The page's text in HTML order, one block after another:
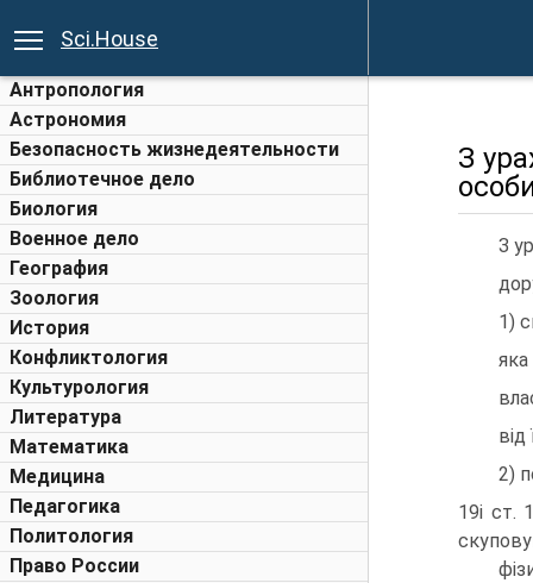
Sci.House
Антропология
Астрономия
Безопасность жизнедеятельности
Библиотечное дело
Биология
Военное дело
География
Зоология
История
Конфликтология
Культурология
Литература
Математика
Медицина
Педагогика
Политология
Право России
З
З
1)
яка
вiд
2)
19i ст.